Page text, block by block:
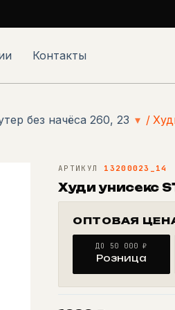
Контакты
без начёса 260, 23 ▾ /
АРТИКУЛ 13200023_14
Худи унисекс
ОПТОВАЯ
ДО 50 000 ₽
Розница